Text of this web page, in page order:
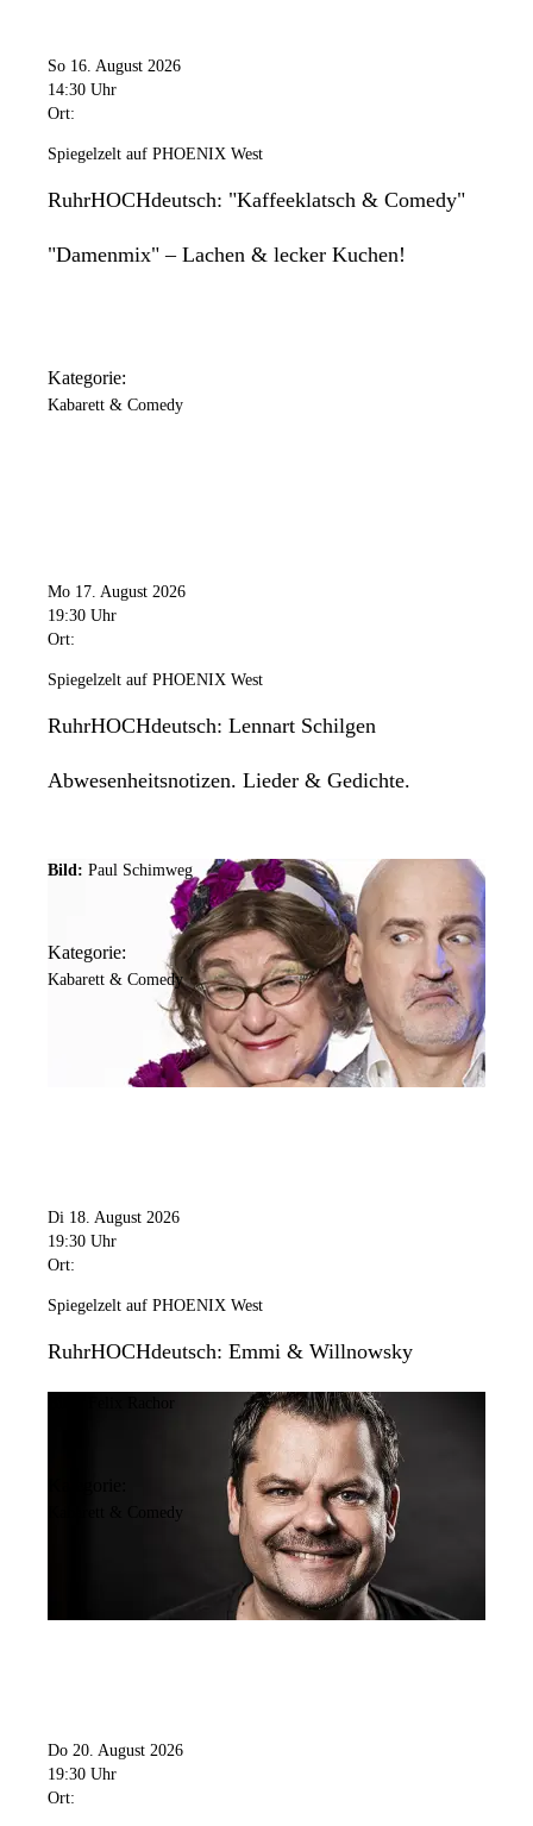
So 16. August 2026
14:30 Uhr
Ort:
Spiegelzelt auf PHOENIX West
RuhrHOCHdeutsch: "Kaffeeklatsch & Comedy"
"Damenmix" – Lachen & lecker Kuchen!
Kategorie:
Kabarett & Comedy
Mo 17. August 2026
19:30 Uhr
Ort:
Spiegelzelt auf PHOENIX West
RuhrHOCHdeutsch: Lennart Schilgen
Abwesenheitsnotizen. Lieder & Gedichte.
Bild: Paul Schimweg
Kategorie:
Kabarett & Comedy
Di 18. August 2026
19:30 Uhr
Ort:
Spiegelzelt auf PHOENIX West
RuhrHOCHdeutsch: Emmi & Willnowsky
Felix Rachor
Kabarett & Comedy
Do 20. August 2026
19:30 Uhr
Ort: